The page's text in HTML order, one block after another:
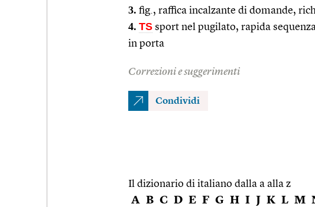
3. fig., raffica incalzante di domande,
4. TS sport nel pugilato, rapida
in porta
Correzioni e suggerimenti
Condividi
Il dizionario di italiano dalla a alla z
A B C D E F G H I J K L M